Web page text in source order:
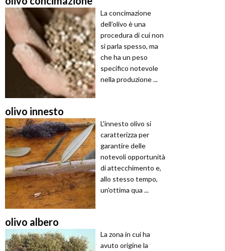
La concimazione
dell’olivo è una
procedura di cui non
si parla spesso, ma
che ha un peso
specifico notevole
nella produzione ...
olivo innesto
L'innesto olivo si
caratterizza per
garantire delle
notevoli opportunità
di attecchimento e,
allo stesso tempo,
un'ottima qua ...
olivo albero
La zona in cui ha
avuto origine la